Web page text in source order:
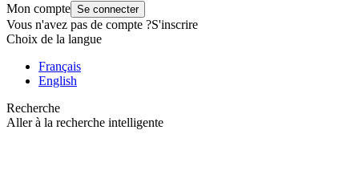
Mon compte Se connecter
Vous n'avez pas de compte ?S'inscrire
Choix de la langue
Français
English
Recherche
Aller à la recherche intelligente